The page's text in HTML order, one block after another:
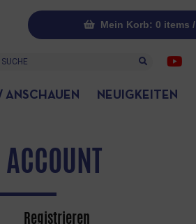
Mein Korb: 0 items /
ANSCHAUEN NEUIGKEITEN
Registrieren